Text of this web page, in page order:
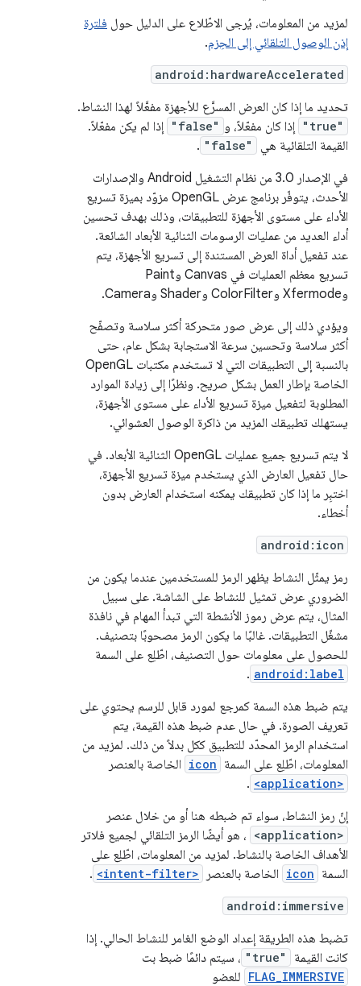
لمزيد من المعلومات، يُرجى الاطّلاع على الدليل حول فلترة
إذن الوصول التلقائي إلى الحِزم.
android:hardwareAccelerated
تحديد ما إذا كان العرض المسرَّع للأجهزة مفعَّلاً لهذا النشاط.
"true" إذا كان مفعّلاً، و "false"
إذا لم يكن مفعّلاً.
القيمة التلقائية هي
"false"
.
في الإصدار 3.0 من نظام التشغيل Android والإصدارات
الأحدث، يتوفّر برنامج عرض OpenGL مزوّد بميزة تسريع
الأداء على مستوى الأجهزة للتطبيقات، وذلك بهدف تحسين
أداء العديد من عمليات الرسومات الثنائية الأبعاد الشائعة.
عند تفعيل أداة العرض المستندة إلى تسريع الأجهزة، يتم
تسريع معظم العمليات في Canvas وPaint
وXfermode وColorFilter وShader وCamera.
ويؤدي ذلك إلى عرض صور متحركة أكثر سلاسة وتصفّح
أكثر سلاسة وتحسين سرعة الاستجابة بشكل عام، حتى
بالنسبة إلى التطبيقات التي لا تستخدم مكتبات OpenGL
الخاصة بإطار العمل بشكل صريح. ونظرًا إلى زيادة الموارد
المطلوبة لتفعيل ميزة تسريع الأداء على مستوى الأجهزة،
يستهلك تطبيقك المزيد من ذاكرة الوصول العشوائي.
لا يتم تسريع جميع عمليات OpenGL الثنائية الأبعاد. في
حال تفعيل العارض الذي يستخدم ميزة تسريع الأجهزة،
اختبِر ما إذا كان تطبيقك يمكنه استخدام العارض بدون
أخطاء.
android:icon
رمز يمثّل النشاط يظهر الرمز للمستخدمين عندما يكون من
الضروري عرض تمثيل للنشاط على الشاشة. على سبيل
المثال، يتم عرض رموز الأنشطة التي تبدأ المهام في نافذة
مشغّل التطبيقات. غالبًا ما يكون الرمز مصحوبًا بتصنيف.
للحصول على معلومات حول التصنيف، اطّلِع على السمة
android:label
.
يتم ضبط هذه السمة كمرجع لمورد قابل للرسم يحتوي على
تعريف الصورة. في حال عدم ضبط هذه القيمة، يتم
استخدام الرمز المحدّد للتطبيق ككل بدلاً من ذلك. لمزيد من
المعلومات، اطّلِع على السمة icon الخاصة بالعنصر
<application>
.
إنّ رمز النشاط، سواء تم ضبطه هنا أو من خلال عنصر
<application> ، هو أيضًا الرمز التلقائي لجميع فلاتر
الأهداف الخاصة بالنشاط. لمزيد من المعلومات، اطّلِع على
السمة icon الخاصة بالعنصر <intent-filter>
.
android:immersive
تضبط هذه الطريقة إعداد الوضع الغامر للنشاط الحالي. إذا
كانت القيمة
"true" ، سيتم دائمًا ضبط بت
FLAG_IMMERSIVE للعضو